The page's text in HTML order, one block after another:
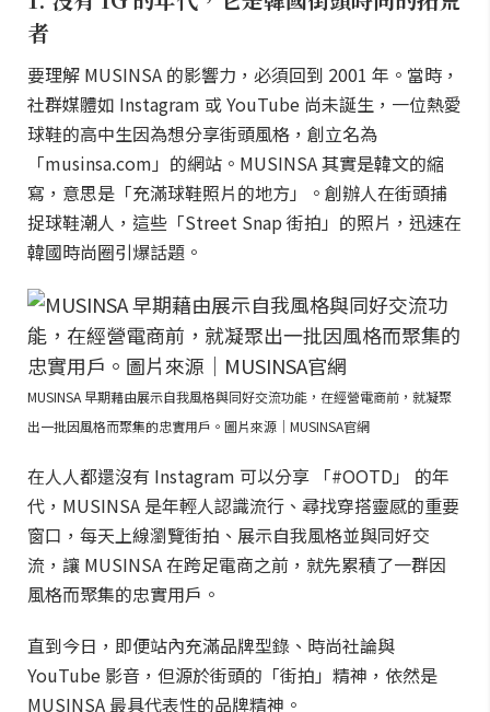
者
要理解 MUSINSA 的影響力，必須回到 2001 年。當時，
社群媒體如 Instagram 或 YouTube 尚未誕生，一位熱愛
球鞋的高中生因為想分享街頭風格，創立名為
「musinsa.com」的網站。MUSINSA 其實是韓文的縮
寫，意思是「充滿球鞋照片的地方」。創辦人在街頭捕
捉球鞋潮人，這些「Street Snap 街拍」的照片，迅速在
韓國時尚圈引爆話題。
MUSINSA 早期藉由展示自我風格與同好交流功能，在經營電商前，就凝聚
出一批因風格而聚集的忠實用戶。圖片來源｜MUSINSA官網
在人人都還沒有 Instagram 可以分享 「#OOTD」 的年
代，MUSINSA 是年輕人認識流行、尋找穿搭靈感的重要
窗口，每天上線瀏覽街拍、展示自我風格並與同好交
流，讓 MUSINSA 在跨足電商之前，就先累積了一群因
風格而聚集的忠實用戶。
直到今日，即便站內充滿品牌型錄、時尚社論與
YouTube 影音，但源於街頭的「街拍」精神，依然是
MUSINSA 最具代表性的品牌精神。